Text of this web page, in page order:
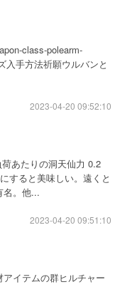
class-polearm-
入手方法祈願ウルバンと
2023-04-20 09:52:10
あたりの洞天仙力 0.2
すると美味しい。遠くと
名。他...
2023-04-20 09:51:10
イテムの群ヒルチャー